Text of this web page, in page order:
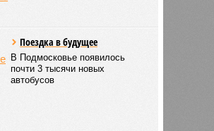
Поездка в будущее
В Подмосковье появилось
почти 3 тысячи новых
автобусов